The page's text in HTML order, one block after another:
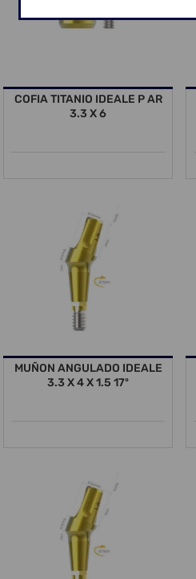
COFIA TITANIO IDEALE P AR
3.3 X 6
MUÑON ANGULADO IDEALE
3.3 X 4 X 1.5 17º